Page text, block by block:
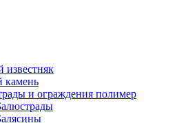
известняк
камень
и ограждения полимер